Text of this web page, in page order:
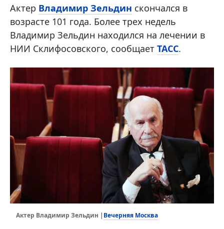
Актер Владимир Зельдин скончался в
возрасте 101 года. Более трех недель
Владимир Зельдин находился на лечении в
НИИ Склифосовского, сообщает ТАСС.
Актер Владимир Зельдин | Вечерняя Москва